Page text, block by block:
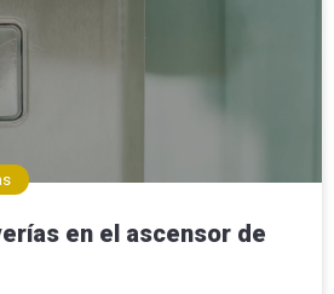
en el ascensor de